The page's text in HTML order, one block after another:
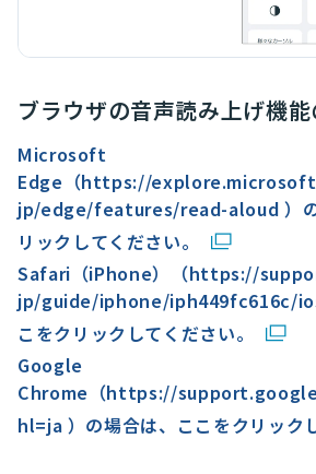
ブラウザの音声読み上げ機
Microsoft
Edge（https://
jp/edge/features/read-aloud ）の
リックしてください。
Safari（iPhone）（https://
jp/guide/iphone/iph449fc616c/ios
こをクリックしてください。
Google
Chrome（https://
hl=ja ）の場合は、ここをクリック